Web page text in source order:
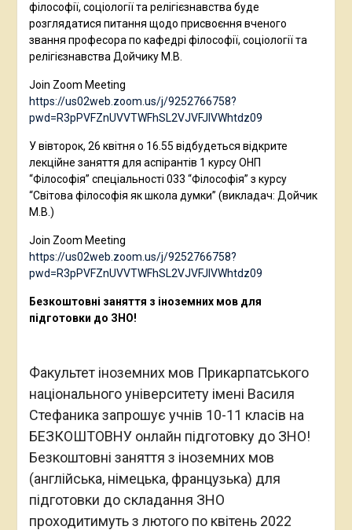
філософії, соціології та релігієзнавства буде
розглядатися питання щодо присвоєння вченого
звання професора по кафедрі філософії, соціології та
релігієзнавства Дойчику М.В.
Join Zoom Meeting
https://us02web.zoom.us/j/9252766758?
pwd=R3pPVFZnUVVTWFhSL2VJVFJlVWhtdz09
У вівторок, 26 квітня о 16.55 відбудеться відкрите
лекційне заняття для аспірантів 1 курсу ОНП
“Філософія” спеціальності 033 “Філософія” з курсу
“Світова філософія як школа думки” (викладач: Дойчик
М.В.)
Join Zoom Meeting
https://us02web.zoom.us/j/9252766758?
pwd=R3pPVFZnUVVTWFhSL2VJVFJlVWhtdz09
Безкоштовні заняття з іноземних мов для
підготовки до ЗНО!
Факультет іноземних мов Прикарпатського
національного університету імені Василя
Стефаника запрошує учнів 10-11 класів на
БЕЗКОШТОВНУ онлайн підготовку до ЗНО!
Безкоштовні заняття з іноземних мов
(англійська, німецька, французька) для
підготовки до складання ЗНО
проходитимуть з лютого по квітень 2022